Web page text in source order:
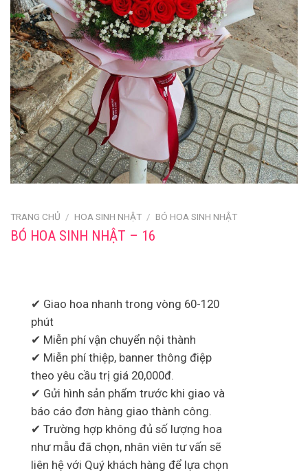
TRANG CHỦ / HOA SINH NHẬT / BÓ HOA SINH NHẬT
BÓ HOA SINH NHẬT – 16
✔ Giao hoa nhanh trong vòng 60-120
phút
✔ Miễn phí vận chuyển nội thành
✔ Miễn phí thiệp, banner thông điệp
theo yêu cầu trị giá 20,000đ.
✔ Gửi hình sản phẩm trước khi giao và
báo cáo đơn hàng giao thành công.
✔ Trường hợp không đủ số lượng hoa
như mẫu đã chọn, nhân viên tư vấn sẽ
liên hệ với Quý khách hàng để lựa chọn